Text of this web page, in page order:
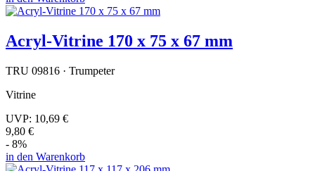
Acryl-Vitrine 170 x 75 x 67 mm
TRU 09816 · Trumpeter
Vitrine
UVP: 10,69 €
9,80 €
- 8%
in den Warenkorb